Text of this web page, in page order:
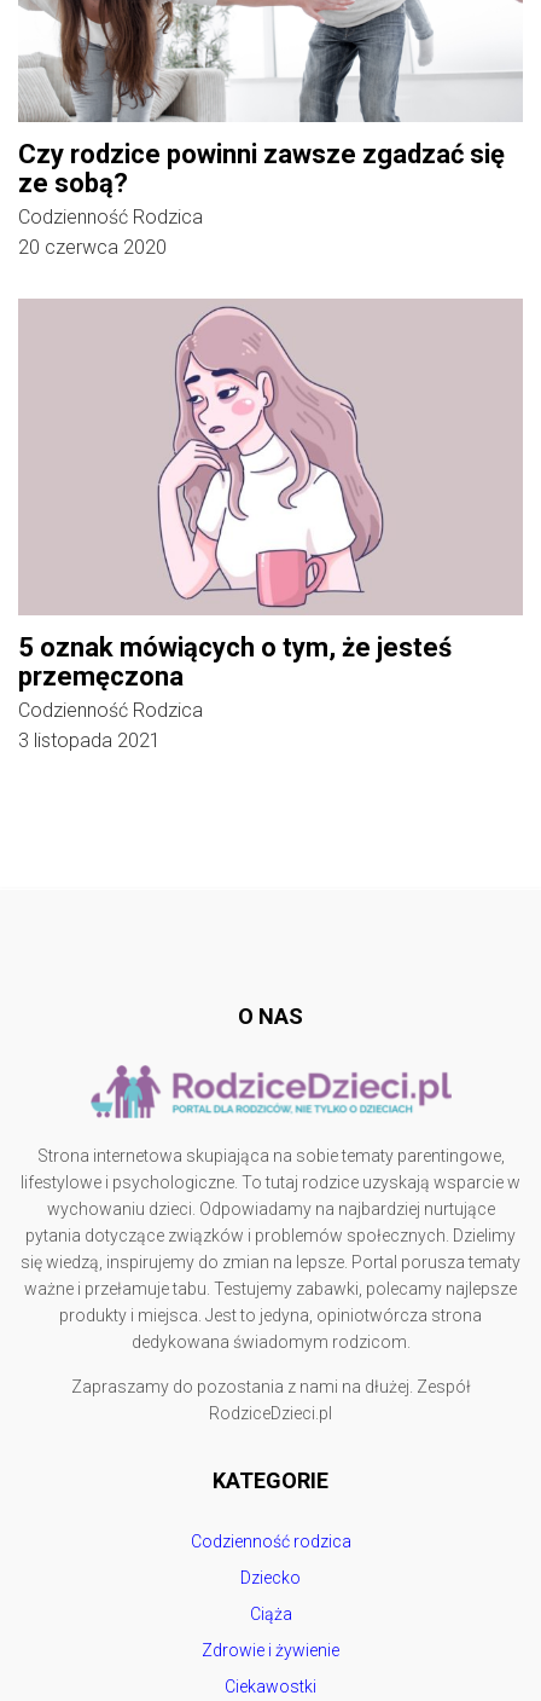
Czy rodzice powinni zawsze zgadzać się
ze sobą?
Codzienność Rodzica
20 czerwca 2020
5 oznak mówiących o tym, że jesteś
przemęczona
Codzienność Rodzica
3 listopada 2021
O NAS
Strona internetowa skupiająca na sobie tematy parentingowe,
lifestylowe i psychologiczne. To tutaj rodzice uzyskają wsparcie w
wychowaniu dzieci. Odpowiadamy na najbardziej nurtujące
pytania dotyczące związków i problemów społecznych. Dzielimy
się wiedzą, inspirujemy do zmian na lepsze. Portal porusza tematy
ważne i przełamuje tabu. Testujemy zabawki, polecamy najlepsze
produkty i miejsca. Jest to jedyna, opiniotwórcza strona
dedykowana świadomym rodzicom.
Zapraszamy do pozostania z nami na dłużej. Zespół
RodziceDzieci.pl
KATEGORIE
Codzienność rodzica
Dziecko
Ciąża
Zdrowie i żywienie
Ciekawostki